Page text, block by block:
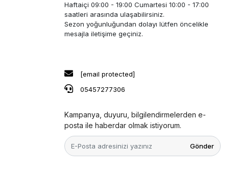
Haftaiçi 09:00 - 19:00 Cumartesi 10:00 - 17:00
saatleri arasında ulaşabilirsiniz.
Sezon yoğunluğundan dolayı lütfen öncelikle
mesajla iletişime geçiniz.
[email protected]
05457277306
Kampanya, duyuru, bilgilendirmelerden e-
posta ile haberdar olmak istiyorum.
Gönder